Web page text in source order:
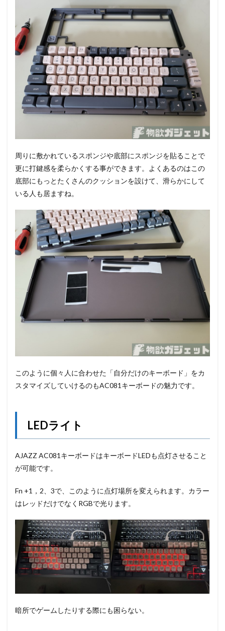
周りに敷かれているスポンジや底部にスポンジを貼ることで
更に打鍵感を柔らかくする事ができます。よくあるのはこの
底部にもっとたくさんのクッションを設けて、滑らかにして
いる人も居ますね。
このように個々人に合わせた「自分だけのキーボード」をカ
スタマイズしていけるのもAC081キーボードの魅力です。
LEDライト
AJAZZ AC081キーボードはキーボードLEDも点灯させること
が可能です。
Fn +1，2、3で、このように点灯場所を変えられます。カラー
はレッドだけでなくRGBで光ります。
暗所でゲームしたりする際にも困らない。